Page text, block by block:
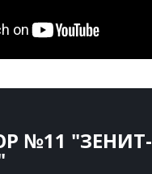
№11 "ЗЕНИТ-